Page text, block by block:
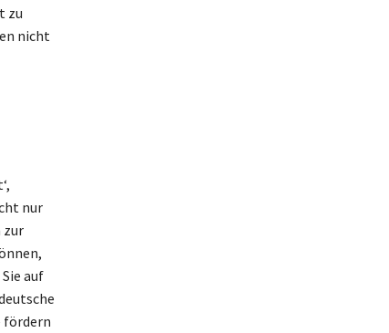
zu
nicht
nur
zur
auf
fördern